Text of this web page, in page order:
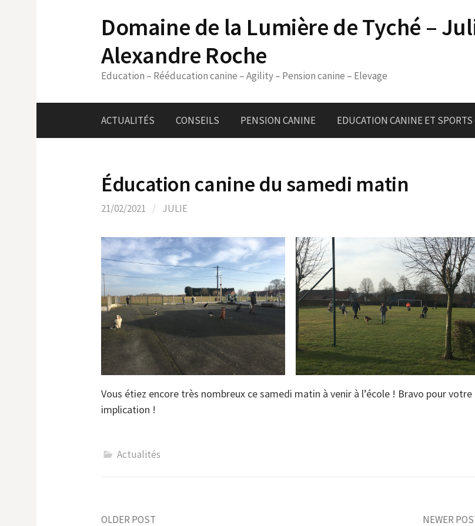
Domaine de la Lumière de Tyché –
Alexandre Roche
Education – Rééducation canine – Agility – Pension canine – Elevage
ACTUALITÉS CONSEILS PENSION CANINE EDUCATION CANINE ET
Éducation canine du samedi matin
21/02/2021 / JULIE
Vous étiez encore très nombreux ce samedi matin à venir à l’école ! Bravo pour votre
implication !
Actualités
OLDER POST NEWER